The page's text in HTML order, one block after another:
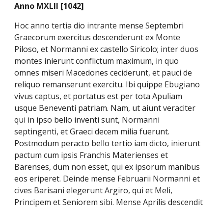
Anno MXLII [1042]
Hoc anno tertia dio intrante mense Septembri
Graecorum exercitus descenderunt ex Monte
Piloso, et Normanni ex castello Siricolo; inter duos
montes inierunt conflictum maximum, in quo
omnes miseri Macedones ceciderunt, et pauci de
reliquo remanserunt exercitu. Ibi quippe Ebugiano
vivus captus, et portatus est per tota Apuliam
usque Beneventi patriam. Nam, ut aiunt veraciter
qui in ipso bello inventi sunt, Normanni
septingenti, et Graeci decem milia fuerunt.
Postmodum peracto bello tertio iam dicto, inierunt
pactum cum ipsis Franchis Materienses et
Barenses, dum non esset, qui ex ipsorum manibus
eos eriperet. Deinde mense Februarii Normanni et
cives Barisani elegerunt Argiro, qui et Meli,
Principem et Seniorem sibi. Mense Aprilis descendit